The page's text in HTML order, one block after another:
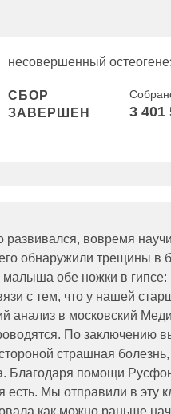
несовершенный
СБОР
ЗАВЕРШЕН
3 401
вовремя
обнаружили трещины в
обе ножки в
с тем, что у нашей
анализ в московский
По заключению
страшная
Благодаря помощи
Мы отправили в эту
как можно раньше